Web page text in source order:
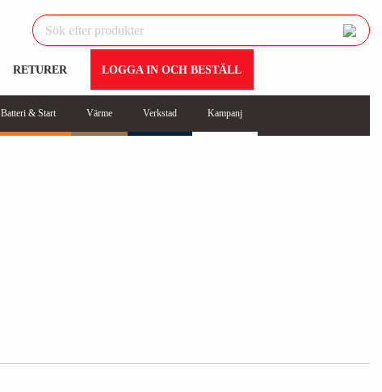
RETURER LOGGA IN OCH BESTÄLL
Batteri & Start Värme Verkstad Kampanj